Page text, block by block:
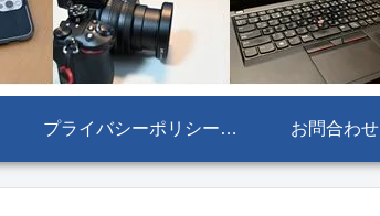
プライバシーポリシー・免責事項 お問合わせ